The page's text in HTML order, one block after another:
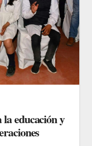
la educación y